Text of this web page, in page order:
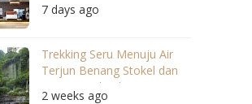
7 days ago
Trekking Seru Menuju Air
Terjun Benang Stokel dan
Benang Kelambu
2 weeks ago